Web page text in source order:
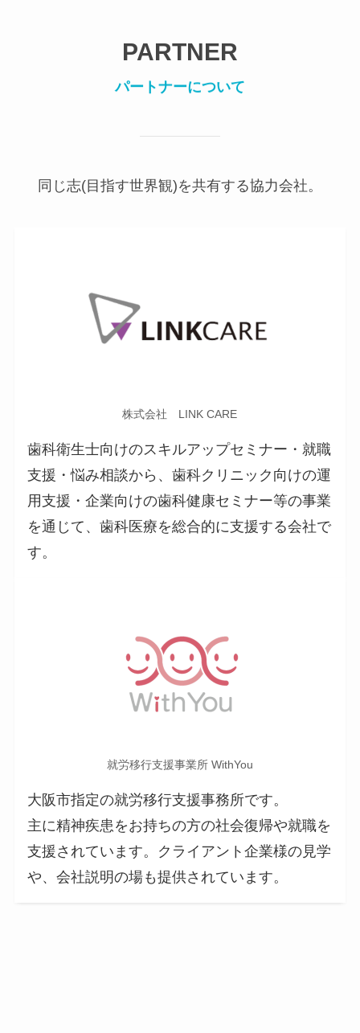
PARTNER
パートナーについて
同じ志(目指す世界観)を共有する協力会社。
株式会社 LINK CARE
歯科衛生士向けのスキルアップセミナー・就職
支援・悩み相談から、歯科クリニック向けの運
用支援・企業向けの歯科健康セミナー等の事業
を通じて、歯科医療を総合的に支援する会社で
す。
就労移行支援事業所 WithYou
大阪市指定の就労移行支援事務所です。
主に精神疾患をお持ちの方の社会復帰や就職を
支援されています。クライアント企業様の見学
や、会社説明の場も提供されています。